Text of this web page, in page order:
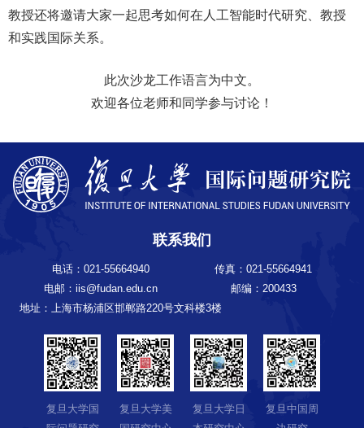
教授还将邀请大家一起思考如何在人工智能时代研究、教授
和实践国际关系。
此次沙龙工作语言为中文。
欢迎各位老师和同学参与讨论！
联系我们
电话：021-55664940
传真：021-55664941
电邮：iis@fudan.edu.cn
邮编：200433
地址：上海市杨浦区邯郸路220号文科楼3楼
复旦大学国
复旦大学美
复旦大学日
复旦中国周